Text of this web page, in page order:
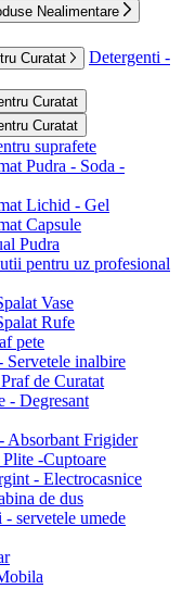
Nealimentare
Curatat
Detergenti -
Curatat
Curatat
suprafete
Pudra - Soda -
Lichid - Gel
Capsule
Pudra
pentru uz profesional
Vase
Rufe
pete
inalbire
de Curatat
- Degresant
Absorbant Frigider
-Cuptoare
- Electrocasnice
de dus
servetele umede